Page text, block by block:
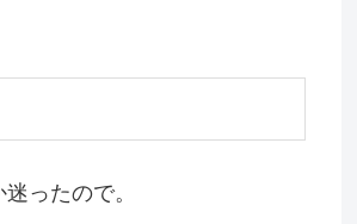
ったので。